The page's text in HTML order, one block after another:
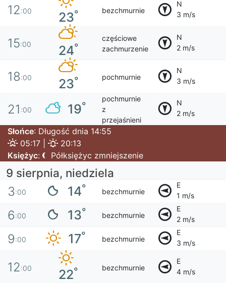
12:00 23° bezchmurnie
N
3 m/s
15:00 24°
częściowe
zachmurzenie
N
2 m/s
18:00 23° pochmurnie
N
3 m/s
21 :00 19°
pochmurnie
z
przejaśnieni
N
2 m/s
Słońce: Długość dnia 14:55
05:17 |
20:13
Księżyc: Półksiężyc zmniejszenie
9 sierpnia, niedziela
3:00 14° bezchmurnie
E
1 m/s
6:00 13° bezchmurnie
E
2 m/s
9:00 17° bezchmurnie
E
3 m/s
12:00 22° bezchmurnie
E
4 m/s